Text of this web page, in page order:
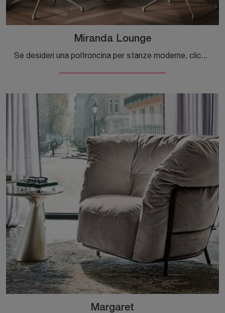
Miranda Lounge
Se desideri una poltroncina per stanze moderne, clicca e leggi di più sul modello Miranda Lounge in tessuto del brand Cattelan Italia.
Margaret